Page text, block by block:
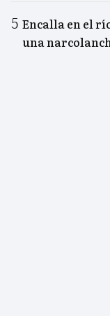
Encalla en el
una